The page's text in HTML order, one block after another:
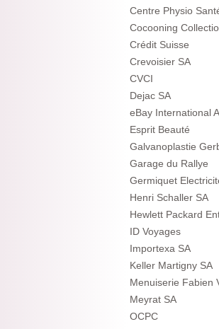
Centre Physio
Cocooning
Crédit Suisse
Crevoisier SA
CVCI
Dejac SA
eBay International
Esprit Beauté
Galvanoplastie
Garage du Rallye
Germiquet
Henri Schaller SA
Hewlett Packard
ID Voyages
Importexa SA
Keller Martigny SA
Menuiserie Fabien
Meyrat SA
OCPC